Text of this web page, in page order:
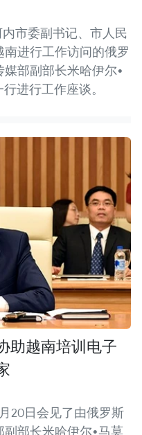
市委副书记、市人民
进行工作访问的俄罗
部副部长米哈伊尔•
进行工作座谈。
助越南培训电子
20日会见了由俄罗斯
部长米哈伊尔•马莫